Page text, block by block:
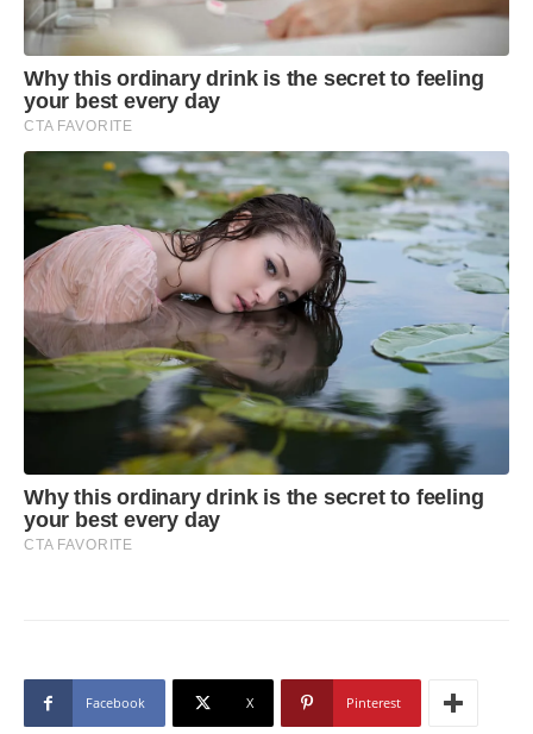
Facebook X Pinterest